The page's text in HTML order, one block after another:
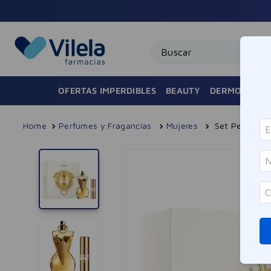
OFERTAS IMPERDIBLES BEAUTY
Perfumes y Fragancias Mujeres Set Perfume